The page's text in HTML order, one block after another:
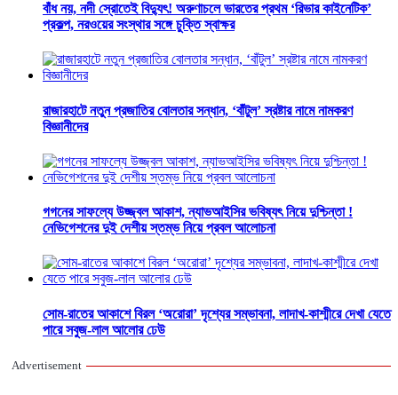
বাঁধ নয়, নদী স্রোতেই বিদ্যুৎ! অরুণাচলে ভারতের প্রথম ‘রিভার কাইনেটিক’
প্রকল্প, নরওয়ের সংস্থার সঙ্গে চুক্তি স্বাক্ষর
রাজারহাটে নতুন প্রজাতির বোলতার সন্ধান, ‘বাঁটুল’ স্রষ্টার নামে নামকরণ
বিজ্ঞানীদের
গগনের সাফল্যে উজ্জ্বল আকাশ, ন্যাভআইসির ভবিষ্যৎ নিয়ে দুশ্চিন্তা !
নেভিগেশনের দুই দেশীয় স্তম্ভ নিয়ে প্রবল আলোচনা
সোম-রাতের আকাশে বিরল ‘অরোরা’ দৃশ্যের সম্ভাবনা, লাদাখ-কাশ্মীরে দেখা যেতে
পারে সবুজ-লাল আলোর ঢেউ
Advertisement